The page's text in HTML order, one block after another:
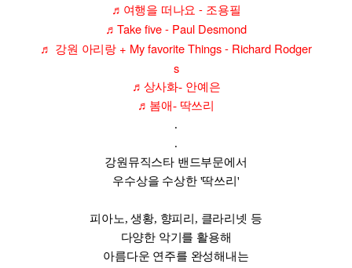
♬ 여행을 떠나요 - 조용필
♬ Take five - Paul Desmond
♬ 강원 아리랑 + My favorite Things - Richard Rodger
s
♬ 상사화- 안예은
♬ 봄애- 딱쓰리
.
.
강원뮤직스타 밴드부문에서
우수상을 수상한 '딱쓰리'
피아노, 생황, 향피리, 클라리넷 등
다양한 악기를 활용해
아름다운 연주를 완성해내 는